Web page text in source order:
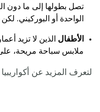
تصل بطولها إلى ما دون
الواحدة أو البوركيني.
الأطفال
ملابس سباحة مريحة،
لتعرف المزيد عن